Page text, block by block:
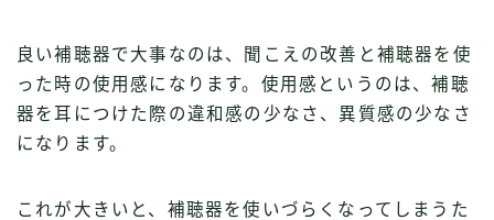
良い補聴器で大事なのは、聞こえの改善と補聴器を使
った時の使用感になります。使用感というのは、補聴
器を耳につけた際の違和感の少なさ、異質感の少なさ
になります。
これが大きいと、補聴器を使いづらくなってしまうた